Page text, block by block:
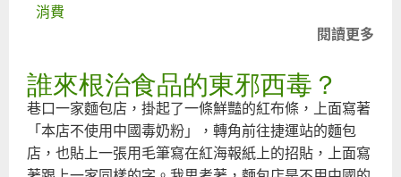
消費
閱讀更多
誰來根治食品的東邪西毒？
巷口一家麵包店，掛起了一條鮮豔的紅布條，上面寫著
「本店不使用中國毒奶粉」，轉角前往捷運站的麵包
店，也貼上一張用毛筆寫在紅海報紙上的招貼，上面寫